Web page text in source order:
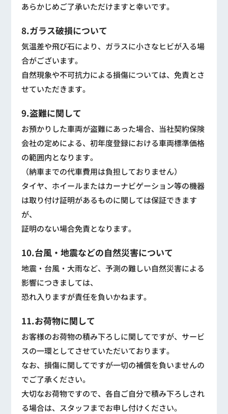
あらかじめご了承いただけますと幸いです。
8.ガラス破損について
気温差や飛び石により、ガラスに小さなヒビが入る場
合がございます。
自然現象や不可抗力による損傷については、免責とさ
せていただきます。
9.盗難に関して
お預かりした車両が盗難にあった場合、当社契約保険
会社の定めによる、初年度登録における車両標準価格
の範囲内となります。
（納車までの代車費用は負担しておりません）
タイヤ、ホイールまたはカーナビゲーション等の機器
は取り付け証明があるものに関しては保証できます
が、
証明のない場合免責となります。
10.台風・地震などの自然災害について
地震・台風・大雨など、予測の難しい自然災害による
影響につきましては、
恐れ入りますが責任を負いかねます。
11.お荷物に関して
お客様のお荷物の積み下ろしに関してですが、サービ
スの一環としてさせていただいております。
なお、損傷に関してですが一切の補償を負いませんの
でご了承ください。
大切なお荷物ですので、各自ご自分で積み下ろしされ
る場合は、スタッフまでお申し付けください。